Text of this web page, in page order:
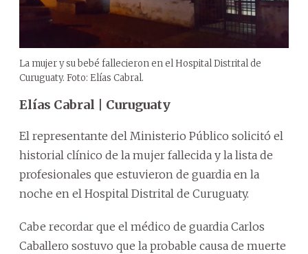
La mujer y su bebé fallecieron en el Hospital Distrital de
Curuguaty. Foto: Elías Cabral.
Elías Cabral | Curuguaty
El representante del Ministerio Público solicitó el
historial clínico de la mujer fallecida y la lista de
profesionales que estuvieron de guardia en la
noche en el Hospital Distrital de Curuguaty.
Cabe recordar que el médico de guardia Carlos
Caballero sostuvo que la probable causa de muerte